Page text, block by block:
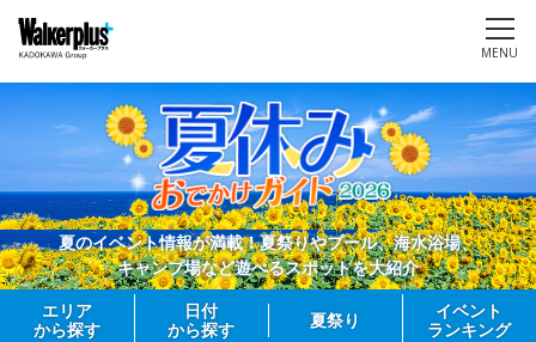
MENU
夏のイベント情報が満載！夏祭りやプール、海水浴場、
キャンプ場など遊べるスポットを大紹介
エリア
から探す
日付
から探す
夏祭り
イベント
ランキング